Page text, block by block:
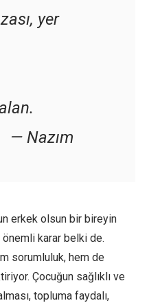
yer
erkek olsun bir bireyin
önemli karar belki de.
sorumluluk, hem de
Çocuğun sağlıklı ve
topluma faydalı,